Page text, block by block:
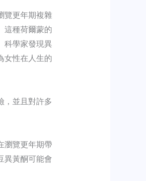
覽更年期複雜
這種荷爾蒙的
科學家發現異
女性在人生的
，並且對許多
瀏覽更年期帶
異黃酮可能會